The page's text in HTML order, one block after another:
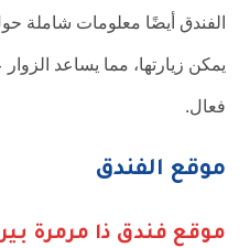
الفندق أيضًا معلومات شاملة
يمكن زيارتها، مما يساعد
فعال.
موقع الفندق
موقع فندق ذا مرمرة